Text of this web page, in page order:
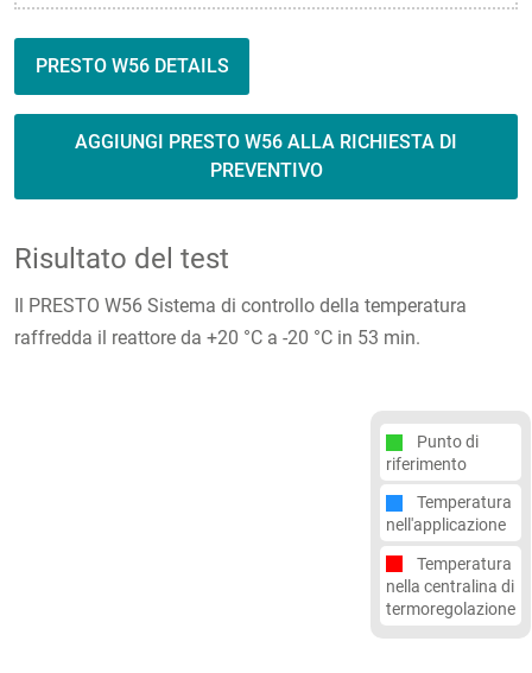
PRESTO W56 DETAILS
AGGIUNGI PRESTO W56 ALLA RICHIESTA DI
PREVENTIVO
Risultato del test
Il PRESTO W56 Sistema di controllo della temperatura
raffredda il reattore da +20 °C a -20 °C in 53 min.
Punto di
riferimento
Temperatura
nell'applicazione
Temperatura
nella centralina di
termoregolazione